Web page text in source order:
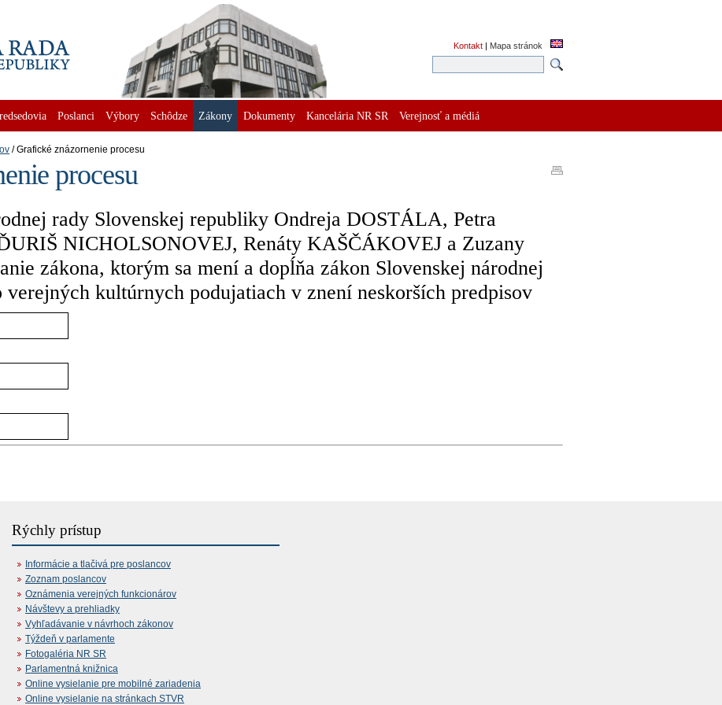
Kontakt | Mapa stránok
Poslanci Výbory Schôdze Zákony Dokumenty Kancelária NR SR Verejnosť a médiá
Grafické znázornenie procesu
procesu
rady Slovenskej republiky Ondreja DOSTÁLA, Petra
NICHOLSONOVEJ, Renáty KAŠČÁKOVEJ a Zuzany
zákona, ktorým sa mení a dopĺňa zákon Slovenskej národnej
kultúrnych podujatiach v znení neskorších predpisov
Rýchly prístup
Informácie a tlačivá pre poslancov
Zoznam poslancov
Oznámenia verejných funkcionárov
Návštevy a prehliadky
Vyhľadávanie v návrhoch zákonov
Týždeň v parlamente
Fotogaléria NR SR
Parlamentná knižnica
Online vysielanie pre mobilné zariadenia
Online vysielanie na stránkach STVR